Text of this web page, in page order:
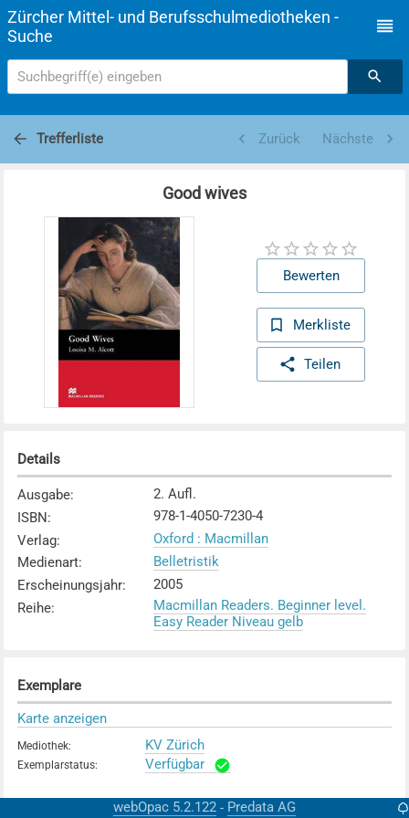
Zürcher Mittel- und Berufsschulmediotheken -
Suche
Suchbegriff(e) eingeben
Trefferliste Zurück Nächste
Good wives
Bewerten
Merkliste
Teilen
Details
Ausgabe:
2. Aufl.
ISBN:
978-1-4050-7230-4
Verlag:
Oxford : Macmillan
Medienart:
Belletristik
Erscheinungsjahr:
2005
Reihe:
Macmillan Readers. Beginner level.
Easy Reader Niveau gelb
Exemplare
Karte anzeigen
Mediothek: KV Zürich
Exemplarstatus: Verfügbar
webOpac 5.2.122 - Predata AG